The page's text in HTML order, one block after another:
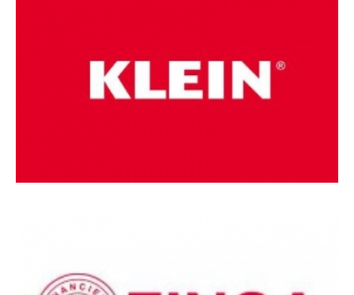
MARCASDE REFERÊNCIA_17